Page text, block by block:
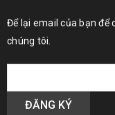
Để lại email của bạn để
chúng tôi.